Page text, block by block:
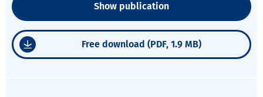
Show publication
Free download (PDF, 1.9 MB)